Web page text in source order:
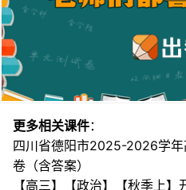
更多相关课件：
四川省德阳市2025-2026学
卷（含答案）
【高三】【政治】【秋季上